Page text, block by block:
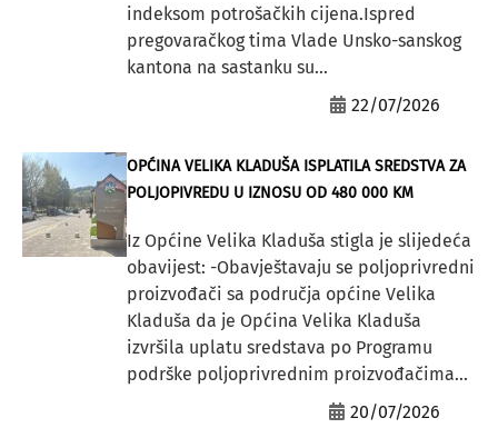
indeksom potrošačkih cijena.Ispred
pregovaračkog tima Vlade Unsko-sanskog
kantona na sastanku su...
22/07/2026
OPĆINA VELIKA KLADUŠA ISPLATILA SREDSTVA ZA
POLJOPIVREDU U IZNOSU OD 480 000 KM
Iz Općine Velika Kladuša stigla je slijedeća
obavijest: -Obavještavaju se poljoprivredni
proizvođači sa područja općine Velika
Kladuša da je Općina Velika Kladuša
izvršila uplatu sredstava po Programu
podrške poljoprivrednim proizvođačima...
20/07/2026